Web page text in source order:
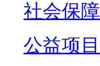
社会保障
公益项目